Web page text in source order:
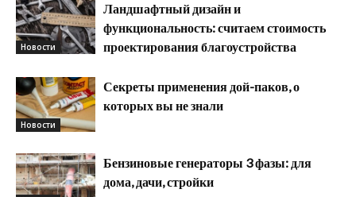
Новости
Ландшафтный дизайн и
функциональность: считаем стоимость
проектирования благоустройства
Новости
Секреты применения дой-паков, о
которых вы не знали
Бензиновые генераторы 3 фазы: для
дома, дачи, стройки